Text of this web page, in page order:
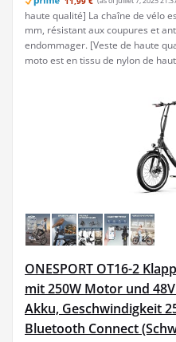
haute qualité] La chaîne de vélo
mm, résistant aux coupures et
endommager. [Veste de haute
moto est en tissu de nylon de
ONESPORT OT16-2
mit 250W Motor und
Akku, Geschwindigkeit
Bluetooth Connect